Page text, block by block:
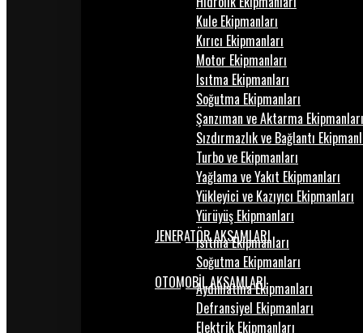
Kule Ekipmanları
Kırıcı Ekipmanları
Motor Ekipmanları
Isıtma Ekipmanları
Soğutma Ekipmanları
Şanzıman ve Aktarma Ekipmanları
Sızdırmazlık ve Bağlantı
Turbo ve Ekipmanları
Yağlama ve Yakıt Ekipmanları
Yükleyici ve Kazıyıcı Ekipmanları
Yürüyüş Ekipmanları
JENERATÖR AKSAMLARI
Isıtma Ekipmanları
Soğutma Ekipmanları
OTOMOBİL AKSAMLARI
Aydınlatma Ekipmanları
Defransiyel Ekipmanları
Elektrik Ekipmanları